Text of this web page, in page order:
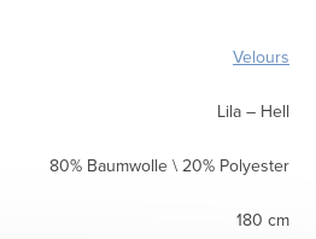
Velours
Lila – Hell
80% Baumwolle \ 20% Polyester
180 cm